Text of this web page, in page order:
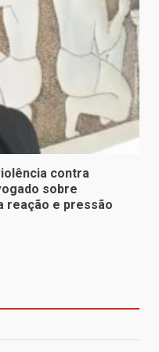
contra
sobre
reação e pressão